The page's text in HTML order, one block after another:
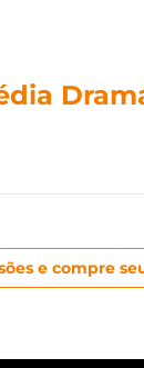
e compre